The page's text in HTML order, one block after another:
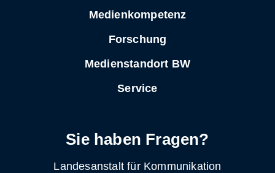
Medienkompetenz
Forschung
Medienstandort BW
Service
Sie haben Fragen?
Landesanstalt für Kommunikation